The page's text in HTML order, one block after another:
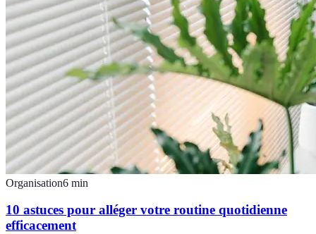
Organisation6 min
10 astuces pour alléger votre routine quotidienne
efficacement